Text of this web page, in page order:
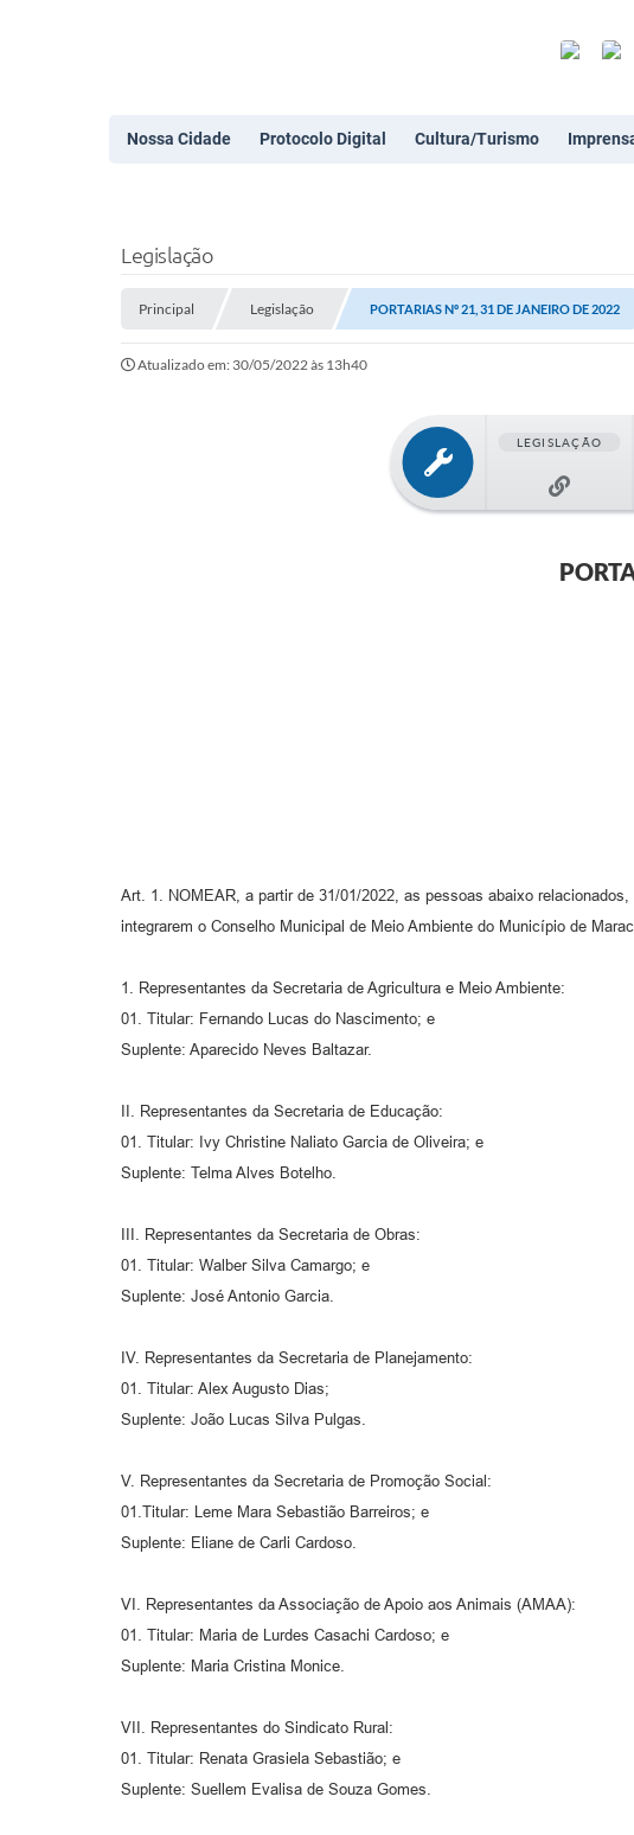
Nossa Cidade Protocolo Digital Cultura/Turismo
Legislação
Principal Legislação PORTARIAS Nº 21, 31 DE JANEIRO DE 2022
Atualizado em: 30/05/2022 às 13h40
LEGISLAÇÃO
Art. 1. NOMEAR, a partir de 31/01/2022, as pessoas abaixo relacionados,
integrarem o Conselho Municipal de Meio Ambiente do Município de
1. Representantes da Secretaria de Agricultura e Meio Ambiente:
01. Titular: Fernando Lucas do Nascimento; e
Suplente: Aparecido Neves Baltazar.
II. Representantes da Secretaria de Educação:
01. Titular: Ivy Christine Naliato Garcia de Oliveira; e
Suplente: Telma Alves Botelho.
III. Representantes da Secretaria de Obras:
01. Titular: Walber Silva Camargo; e
Suplente: José Antonio Garcia.
IV. Representantes da Secretaria de Planejamento:
01. Titular: Alex Augusto Dias;
Suplente: João Lucas Silva Pulgas.
V. Representantes da Secretaria de Promoção Social:
01.Titular: Leme Mara Sebastião Barreiros; e
Suplente: Eliane de Carli Cardoso.
VI. Representantes da Associação de Apoio aos Animais (AMAA):
01. Titular: Maria de Lurdes Casachi Cardoso; e
Suplente: Maria Cristina Monice.
VII. Representantes do Sindicato Rural:
01. Titular: Renata Grasiela Sebastião; e
Suplente: Suellem Evalisa de Souza Gomes.